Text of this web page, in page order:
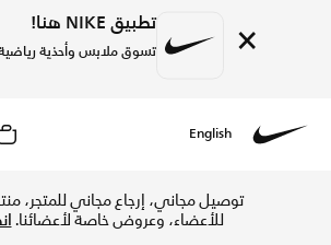
× تطبيق NIKE هنا!
تسوق ملابس وأحذية
English
توصيل مجاني، إرجاع مجاني للمتجر،
للأعضاء، وعروض خاصة لأعضائنا.